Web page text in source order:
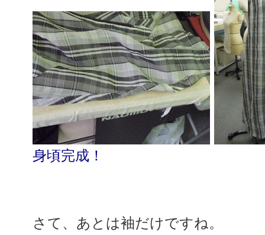
身頃完成！
さて、あとは袖だけですね。